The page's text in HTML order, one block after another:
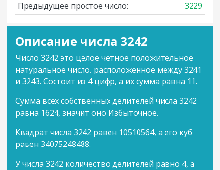
Предыдущее простое число:
3229
Описание числа 3242
Число 3242 это целое четное положительное
натуральное число, расположенное между 3241
и 3243. Состоит из 4 цифр, а их сумма равна 11.
Сумма всех собственных делителей числа 3242
равна 1624, значит оно Избыточное.
Квадрат числа 3242 равен 10510564, а его куб
равен 34075248488.
У числа 3242 количество делителей равно 4, а